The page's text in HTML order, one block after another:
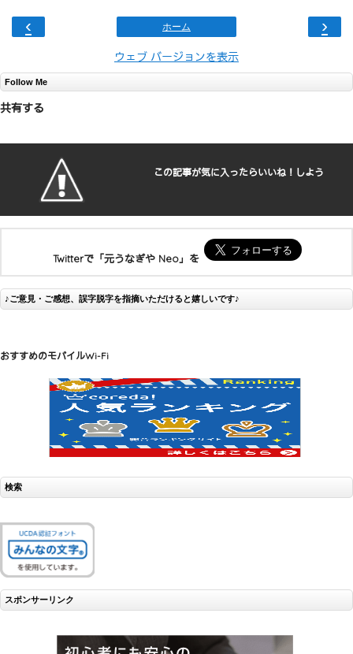
‹ ›
ホーム
ウェブ バージョンを表示
Follow Me
共有する
この記事が気に入ったらいいね！しよう
Twitterで「元うなぎや Neo」を
♪ご意見・ご感想、誤字脱字を指摘いただけると嬉しいです♪
おすすめのモバイルWi-Fi
検索
スポンサーリンク